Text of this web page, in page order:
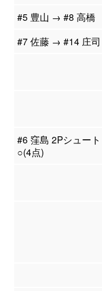
#5 豊山 → #8 高橋
#7 佐藤 → #14 庄司
#6 窪島 2Pシュート
○(4点)